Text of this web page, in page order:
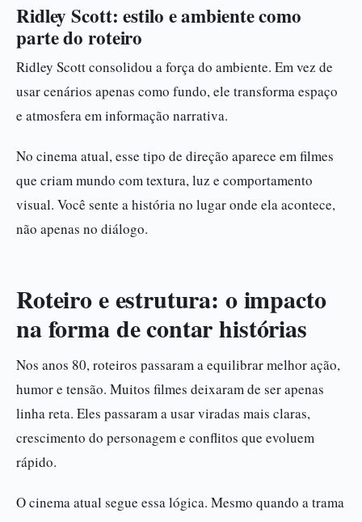
Ridley Scott: estilo e ambiente como
parte do roteiro
Ridley Scott consolidou a força do ambiente. Em vez de
usar cenários apenas como fundo, ele transforma espaço
e atmosfera em informação narrativa.
No cinema atual, esse tipo de direção aparece em filmes
que criam mundo com textura, luz e comportamento
visual. Você sente a história no lugar onde ela acontece,
não apenas no diálogo.
Roteiro e estrutura: o impacto
na forma de contar histórias
Nos anos 80, roteiros passaram a equilibrar melhor ação,
humor e tensão. Muitos filmes deixaram de ser apenas
linha reta. Eles passaram a usar viradas mais claras,
crescimento do personagem e conflitos que evoluem
rápido.
O cinema atual segue essa lógica. Mesmo quando a trama